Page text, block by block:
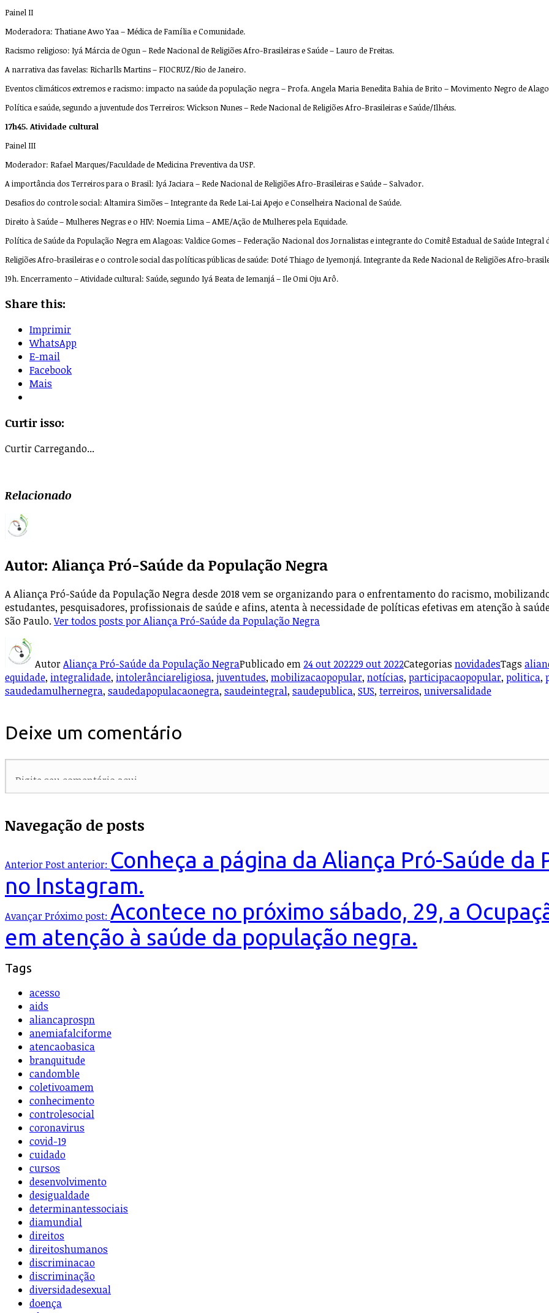
Painel II
Moderadora: Thatiane Awo Yaa – Médica de Família e Comunidade.
Racismo religioso: Iyá Márcia de Ogun – Rede Nacional de Religiões Afro-Brasileiras e Saúde – Lauro de Freitas.
A narrativa das favelas: Richarlls Martins – FIOCRUZ/Rio de Janeiro.
Eventos climáticos extremos e racismo: impacto na saúde da população negra – Profa. Angela Maria Benedita Bahia de Brito – Movimento Negro de
Política e saúde, segundo a juventude dos Terreiros: Wickson Nunes – Rede Nacional de Religiões Afro-Brasileiras e Saúde/Ilhéus.
17h45. Atividade cultural
Painel III
Moderador: Rafael Marques/Faculdade de Medicina Preventiva da USP.
A importância dos Terreiros para o Brasil: Iyá Jaciara – Rede Nacional de Religiões Afro-Brasileiras e Saúde – Salvador.
Desafios do controle social: Altamira Simões – Integrante da Rede Lai-Lai Apejo e Conselheira Nacional de Saúde.
Direito à Saúde – Mulheres Negras e o HIV: Noemia Lima – AME/Ação de Mulheres pela Equidade.
Política de Saúde da População Negra em Alagoas: Valdice Gomes – Federação Nacional dos Jornalistas e integrante do Comitê Estadual de Saúde
Religiões Afro-brasileiras e o controle social das políticas públicas de saúde: Doté Thiago de Iyemonjá. Integrante da Rede Nacional de Religiões Afro-
19h. Encerramento – Atividade cultural: Saúde, segundo Iyá Beata de Iemanjá – Ile Omi Oju Arô.
Share this:
Imprimir
WhatsApp
E-mail
Facebook
Mais
Curtir isso:
CurtirCarregando...
Relacionado
Autor: Aliança Pró-Saúde da População Negra
A Aliança Pró-Saúde da População Negra desde 2018 vem se organizando para o enfrentamento do racismo,
estudantes, pesquisadores, profissionais de saúde e afins, atenta à necessidade de políticas efetivas em atenção à
São Paulo.Ver todos posts por Aliança Pró-Saúde da População Negra
AutorAliança Pró-Saúde da População NegraPublicado em 24 out 202229 out 2022Categorias novidadesTags
equidade, integralidade, intolerânciareligiosa, juventudes, mobilizacaopopular, notícias, participacaopopular, politica,
saudedamulhernegra, saudedapopulacaonegra, saudeintegral, saudepublica, SUS, terreiros, universalidade
Deixe um comentário
Navegação de posts
AnteriorPost anterior: Conheça a página da Aliança Pró-Saúde da
no Instagram.
AvançarPróximo post: Acontece no próximo sábado, 29, a
em atenção à saúde da população negra.
Tags
acesso
aids
aliancaprospn
anemiafalciforme
atencaobasica
branquitude
candomble
coletivoamem
conhecimento
controlesocial
coronavirus
covid-19
cuidado
cursos
desenvolvimento
desigualdade
determinantessociais
diamundial
direitos
direitoshumanos
discriminacao
discriminação
diversidadesexual
doença